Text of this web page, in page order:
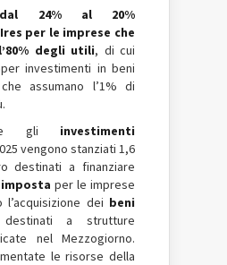
dal 24% al 20%
per le imprese che
degli utili, di cui
investimenti in beni
assumano l’1% di
gli investimenti
vengono stanziati 1,6
destinati a finanziare
per le imprese
dei beni
destinati a strutture
nel Mezzogiorno.
le risorse della